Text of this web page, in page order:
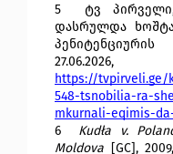
5
ტვ
დასრულდა
https://tvpirveli.ge/
548-tsnobilia-ra-
mkurnali-eqimis-
6
Kudła v.
Moldova [GC],